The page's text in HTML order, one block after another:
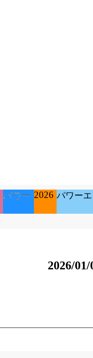
パワー 2026 パワー
2026/